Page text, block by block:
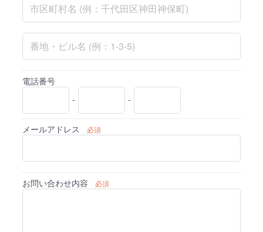
電話番号
-
-
メールアドレス 必須
お問い合わせ内容 必須